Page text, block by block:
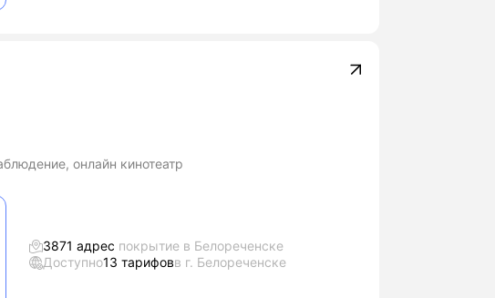
онлайн кинотеатр
3871 адрес покрытие в Белореченске
Доступно13 тарифовв г. Белореченске